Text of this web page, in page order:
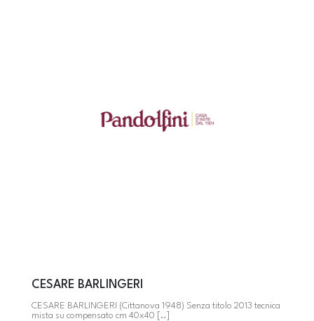
CESARE BARLINGERI
CESARE BARLINGERI (Cittanova 1948) Senza titolo 2013 tecnica
mista su compensato cm 40x40 [..]